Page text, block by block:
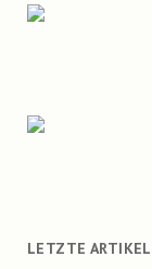
LETZTE